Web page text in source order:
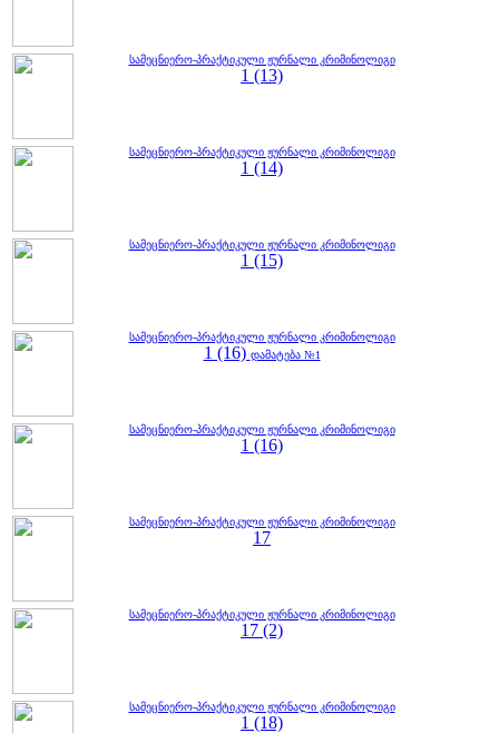
სამეცნიერო-პრაქტიკული ჟურნალი კრიმინოლიგი
1 (13)
სამეცნიერო-პრაქტიკული ჟურნალი კრიმინოლიგი
1 (14)
სამეცნიერო-პრაქტიკული ჟურნალი კრიმინოლიგი
1 (15)
სამეცნიერო-პრაქტიკული ჟურნალი კრიმინოლიგი
1 (16) დამატება №1
სამეცნიერო-პრაქტიკული ჟურნალი კრიმინოლიგი
1 (16)
სამეცნიერო-პრაქტიკული ჟურნალი კრიმინოლიგი
17
სამეცნიერო-პრაქტიკული ჟურნალი კრიმინოლიგი
17 (2)
სამეცნიერო-პრაქტიკული ჟურნალი კრიმინოლიგი
1 (18)